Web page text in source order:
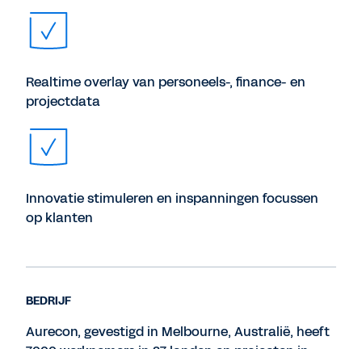
Realtime overlay van personeels-, finance- en
projectdata
Innovatie stimuleren en inspanningen focussen
op klanten
BEDRIJF
Aurecon, gevestigd in Melbourne, Australië, heeft